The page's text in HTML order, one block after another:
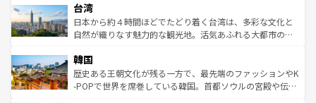
ならではの贅沢な旅のスタイルだ。 なお、新着のアメリカ
情報はコンテンツ一覧を参照してほしい。
れるおもてなしの心で訪れる人々を迎えてくれるハワイの
人々、おいしいローカルフードやハワイアンミュージッ
ク、伝統的なフラダンスなど、すべてがハワイの魅力を彩
ワイを、存分に味わってほしい。 なお、新着のハワイ情報
はコンテンツ一覧を参照してほしい。
リアリーフや大陸中央部にそびえるウルル（エアーズロッ
ク）、タスマニアの美しい原生林やケアンズの熱帯雨林な
ど、見どころがたくさん。また、カフェやワイン、オージ
いる。アクティビティも充実しており、サーフィンやダイ
ビング、ハイキングなど、アウトドア好きにはたまらな
い。オーストラリアの多彩な魅力を存分に味わいつくそ
台湾
日本から約４時間ほどでたどり着く台湾は、多彩な文化と
自然が織りなす魅力的な観光地。活気あふれる大都市の台
ン）、静ひつな山岳地帯である台湾東部など、都市の喧騒
と山間の静けさが共存しており、訪れる人に新しい発見と
驚きをもたらしてくれる。また、奥深い台湾の食文化も魅
韓国
歴史ある王朝文化が残る一方で、最先端のファッションやK
-POPで世界を席巻している韓国。首都ソウルの宮殿や伝統